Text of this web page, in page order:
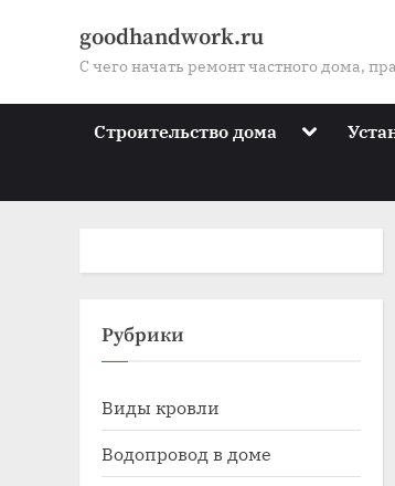
goodhandwork.ru
С чего начать ремонт частного дома,
Строительство дома Toggle
menu
Рубрики
Виды кровли
Водопровод в доме